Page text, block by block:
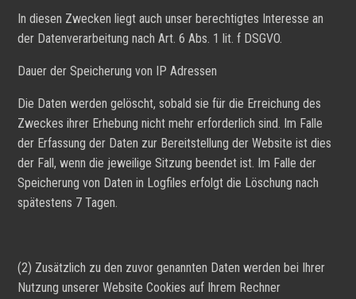
In diesen Zwecken liegt auch unser berechtigtes Interesse an
der Datenverarbeitung nach Art. 6 Abs. 1 lit. f DSGVO.
Dauer der Speicherung von IP Adressen
Die Daten werden gelöscht, sobald sie für die Erreichung des
Zweckes ihrer Erhebung nicht mehr erforderlich sind. Im Falle
der Erfassung der Daten zur Bereitstellung der Website ist dies
der Fall, wenn die jeweilige Sitzung beendet ist. Im Falle der
Speicherung von Daten in Logfiles erfolgt die Löschung nach
spätestens 7 Tagen.
(2) Zusätzlich zu den zuvor genannten Daten werden bei Ihrer
Nutzung unserer Website Cookies auf Ihrem Rechner